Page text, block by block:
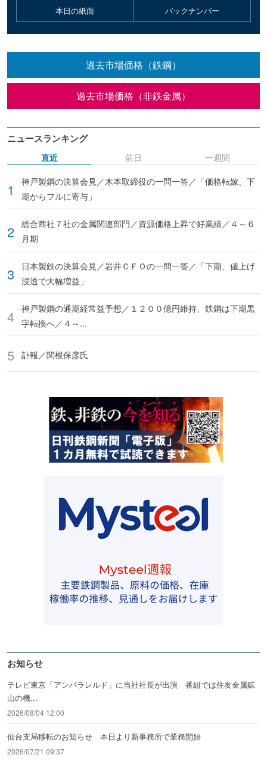
本日の紙面 バックナンバー
過去市場価格（鉄鋼）
過去市場価格（非鉄金属）
ニュースランキング
直近
神戸製鋼の決算会見／木本取締役の一問一答／「価格転嫁、下
期からフルに寄与」
総合商社７社の金属関連部門／資源価格上昇で好業績／４～６
月期
日本製鉄の決算会見／岩井ＣＦＯの一問一答／「下期、値上げ
浸透で大幅増益」
神戸製鋼の通期経常益予想／１２００億円維持、鉄鋼は下期黒
字転換へ／４～...
訃報／関根保彦氏
前日 一週間
お知らせ
テレビ東京「アンパラレルド」に当社社長が出演 番組では住友金属鉱
山の機...
2026/08/04 12:00
仙台支局移転のお知らせ 本日より新事務所で業務開始
2026/07/21 09:37